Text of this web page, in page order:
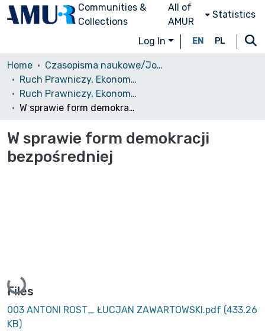
Communities &
Collections
All of
AMUR
Statistics
Log In EN PL
Home
Czasopisma naukowe/Journals
Ruch Prawniczy, Ekonomiczny i Socjologiczny
Ruch Prawniczy, Ekonomiczny i Socjologiczny, 1974, nr 1
W sprawie form demokracji bezpośredniej
W sprawie form demokracji
bezpośredniej
Loading...
Files
003 ANTONI ROST_ ŁUCJAN ZAWARTOWSKI.pdf (433.26
KB)